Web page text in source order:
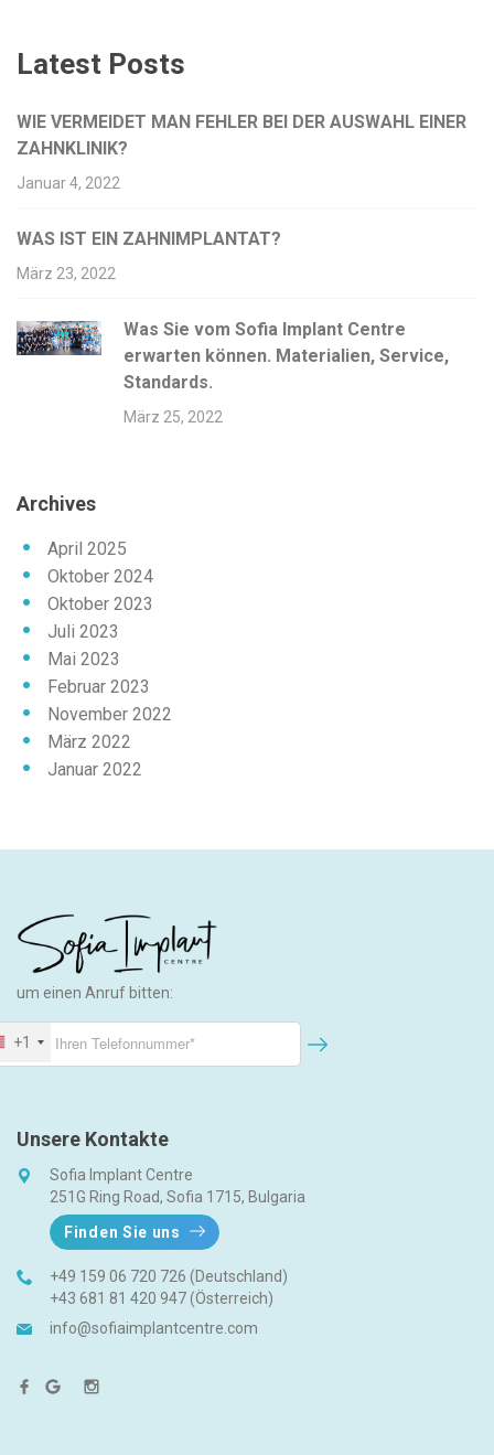
Latest Posts
WIE VERMEIDET MAN FEHLER BEI DER AUSWAHL EINER
ZAHNKLINIK?
Januar 4, 2022
WAS IST EIN ZAHNIMPLANTAT?
März 23, 2022
Was Sie vom Sofia Implant Centre
erwarten können. Materialien, Service,
Standards.
März 25, 2022
Archives
April 2025
Oktober 2024
Oktober 2023
Juli 2023
Mai 2023
Februar 2023
November 2022
März 2022
Januar 2022
um einen Anruf bitten:
+1
Unsere Kontakte
Sofia Implant Centre
251G Ring Road, Sofia 1715, Bulgaria
Finden Sie uns
+49 159 06 720 726 (Deutschland)
+43 681 81 420 947 (Österreich)
info@sofiaimplantcentre.com